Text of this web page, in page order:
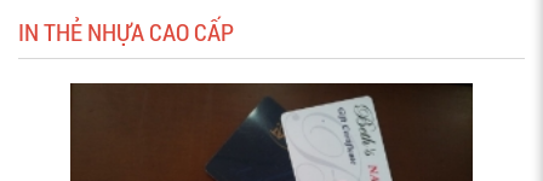
IN THẺ NHỰA CAO CẤP